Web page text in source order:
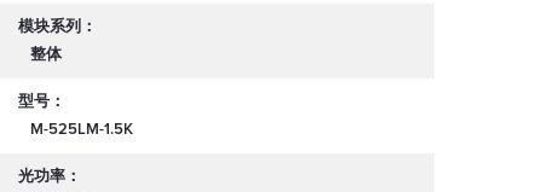
模块系列：
整体
型号：
M-525LM-1.5K
光功率：